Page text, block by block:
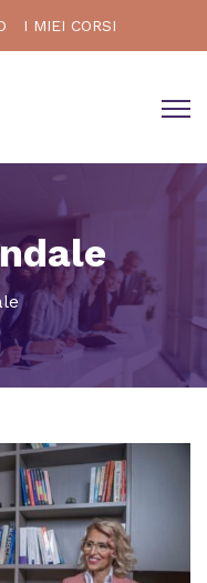
I MIEI CORSI